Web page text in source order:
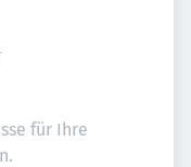
für Ihre